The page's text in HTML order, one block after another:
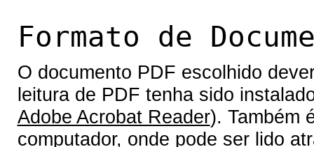
Formato de
O documento PDF escolhido
leitura de PDF tenha sido
Adobe Acrobat Reader). Também
computador, onde pode ser lido